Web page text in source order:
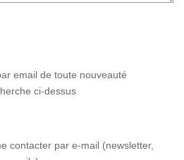
email de toute nouveauté
ci-dessus
contacter par e-mail (newsletter,